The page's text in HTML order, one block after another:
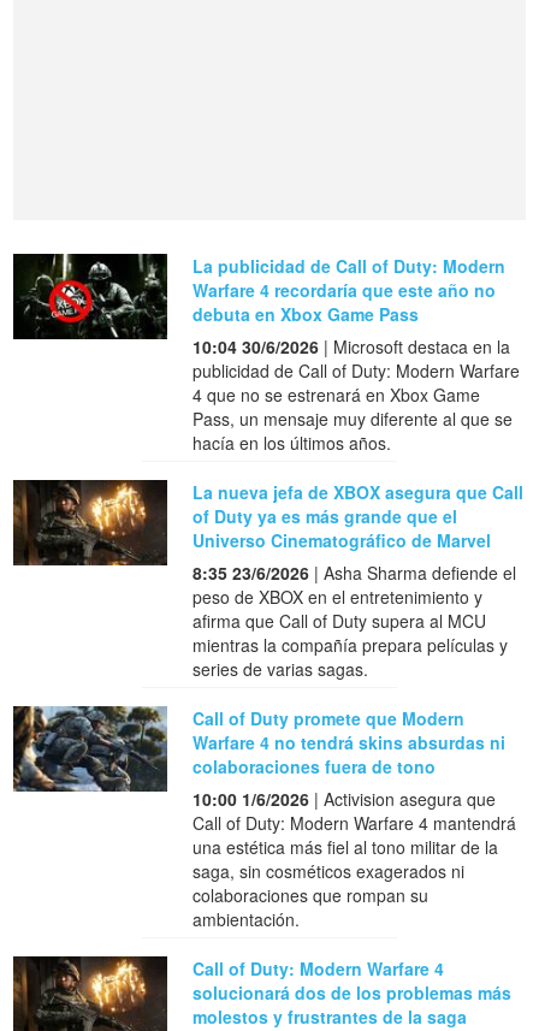
La publicidad de Call of Duty: Modern
Warfare 4 recordaría que este año no
debuta en Xbox Game Pass
10:04 30/6/2026 | Microsoft destaca en la
publicidad de Call of Duty: Modern Warfare
4 que no se estrenará en Xbox Game
Pass, un mensaje muy diferente al que se
hacía en los últimos años.
La nueva jefa de XBOX asegura que Call
of Duty ya es más grande que el
Universo Cinematográfico de Marvel
8:35 23/6/2026 | Asha Sharma defiende el
peso de XBOX en el entretenimiento y
afirma que Call of Duty supera al MCU
mientras la compañía prepara películas y
series de varias sagas.
Call of Duty promete que Modern
Warfare 4 no tendrá skins absurdas ni
colaboraciones fuera de tono
10:00 1/6/2026 | Activision asegura que
Call of Duty: Modern Warfare 4 mantendrá
una estética más fiel al tono militar de la
saga, sin cosméticos exagerados ni
colaboraciones que rompan su
ambientación.
Call of Duty: Modern Warfare 4
solucionará dos de los problemas más
molestos y frustrantes de la saga